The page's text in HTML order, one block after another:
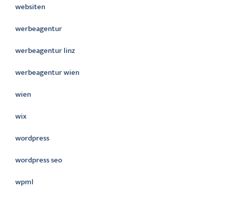
websiten
werbeagentur
werbeagentur linz
werbeagentur wien
wien
wix
wordpress
wordpress seo
wpml